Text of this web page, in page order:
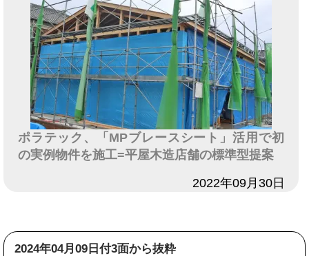
ポラテック、「MPブレースシート」活用で初
の実例物件を施工=平屋木造店舗の標準型提案
2022年09月30日
2024年04月09日付3面から抜粋